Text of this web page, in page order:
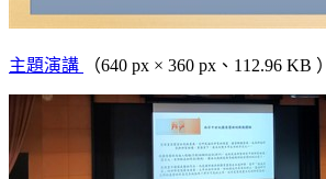
主題演講 （640 px × 360 px、112.96 KB ）